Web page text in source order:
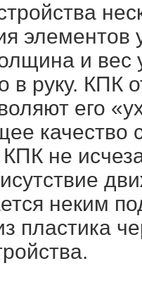
элементов
и вес
в руку.
его
качество
не
неким
пластика